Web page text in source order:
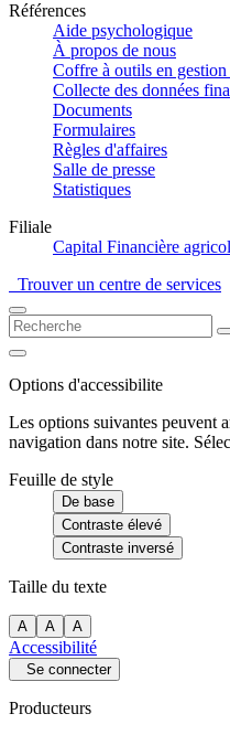
Références
Aide psychologique
À propos de nous
Coffre à outils en gestion
Collecte des données
Documents
Formulaires
Règles d'affaires
Salle de presse
Statistiques
Filiale
Capital Financière
Trouver un centre de services
Options d'accessibilite
Les options suivantes peuvent
navigation dans notre site.
Feuille de style
De base
Contraste élevé
Contraste inversé
Taille du texte
A A A
Accessibilité
Se connecter
Producteurs